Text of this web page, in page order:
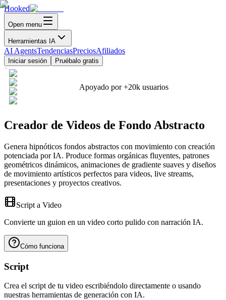
Hooked
Open menu
Herramientas IA
AI AgentsTendenciasPreciosAfiliados
Iniciar sesión Pruébalo gratis
Apoyado por +20k usuarios
Creador de Videos de Fondo Abstracto
Genera hipnóticos fondos abstractos con movimiento con creación
potenciada por IA. Produce formas orgánicas fluyentes, patrones
geométricos dinámicos, animaciones de gradiente suaves y diseños
de movimiento artísticos perfectos para videos, live streams,
presentaciones y proyectos creativos.
Script a Video
Convierte un guion en un video corto pulido con narración IA.
Cómo funciona
Script
Crea el script de tu video escribiéndolo directamente o usando
nuestras herramientas de generación con IA.